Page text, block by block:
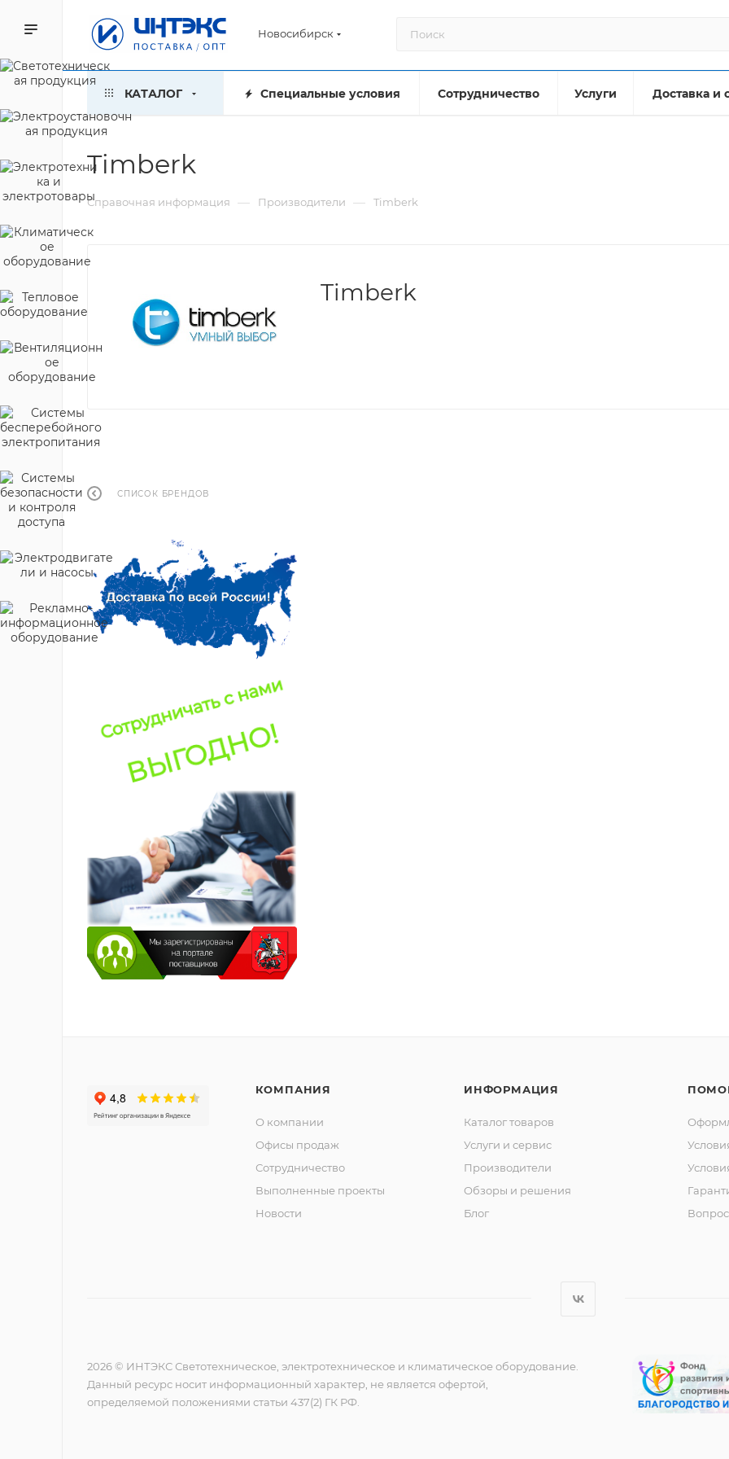
Новосибирск
КАТАЛОГ Специальные условия Сотрудничество Услуги Доставка и
Timberk
Справочная информация — Производители — Timberk
Timberk
СПИСОК БРЕНДОВ
КОМПАНИЯ
О компании
Офисы продаж
Сотрудничество
Выполненные проекты
Новости
ИНФОРМАЦИЯ
Каталог товаров
Услуги и сервис
Производители
Обзоры и решения
Блог
2026 © ИНТЭКС Светотехническое, электротехническое и климатическое оборудование.
Данный ресурс носит информационный характер, не является офертой,
определяемой положениями статьи 437(2) ГК РФ.